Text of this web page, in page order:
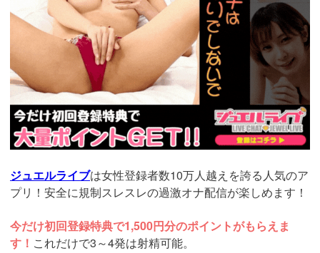
ジュエルライブは女性登録者数10万人越えを誇る人気のア
プリ！安全に規制スレスレの過激オナ配信が楽しめます！
今だけ初回登録特典で1,500円分のポイントがもらえま
す！ これだけで3～4発は射精可能。